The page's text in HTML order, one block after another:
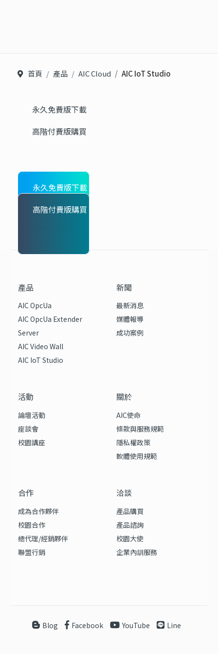
首頁 產品 AIC Cloud AIC IoT Studio
永久免費版下載
高階付費版購買
永久免費版下載
高階付費版購買
產品
AIC OpcUa
AIC OpcUa Extender
Server
AIC Video Wall
AIC IoT Studio
新聞
最新消息
媒體報導
成功案例
活動
論壇活動
座談會
校園講座
關於
AIC使命
條款與服務規範
隱私權政策
軟體使用規範
合作
成為合作夥伴
校園合作
總代理/經銷夥伴
聯盟行銷
洽談
產品購買
產品諮詢
校園大使
企業內訓服務
Blog Facebook YouTube Line